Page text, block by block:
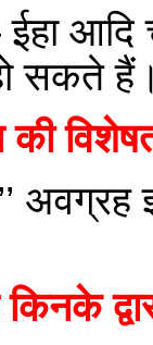
आदि
सकते
अवग्रह